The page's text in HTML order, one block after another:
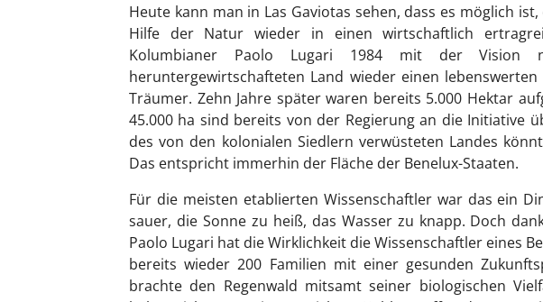
Heute kann man in Las Gaviotas sehen, dass es möglich
Hilfe der Natur wieder in einen wirtschaftlich
Kolumbianer Paolo Lugari 1984 mit der Vision
heruntergewirtschafteten Land wieder einen
Träumer. Zehn Jahre später waren bereits 5.000 Hektar
45.000 ha sind bereits von der Regierung an die Initiative
des von den kolonialen Siedlern verwüsteten Landes
Das entspricht immerhin der Fläche der Benelux-Staaten.
Für die meisten etablierten Wissenschaftler war das ein
sauer, die Sonne zu heiß, das Wasser zu knapp. Doch
Paolo Lugari hat die Wirklichkeit die Wissenschaftler eines
bereits wieder 200 Familien mit einer gesunden
brachte den Regenwald mitsamt seiner biologischen